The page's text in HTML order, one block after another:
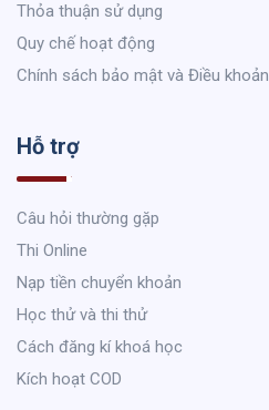
Thỏa thuận sử dụng
Quy chế hoạt động
Chính sách bảo mật và Điều khoản
Hỗ trợ
Câu hỏi thường gặp
Thi Online
Nạp tiền chuyển khoản
Học thử và thi thử
Cách đăng kí khoá học
Kích hoạt COD